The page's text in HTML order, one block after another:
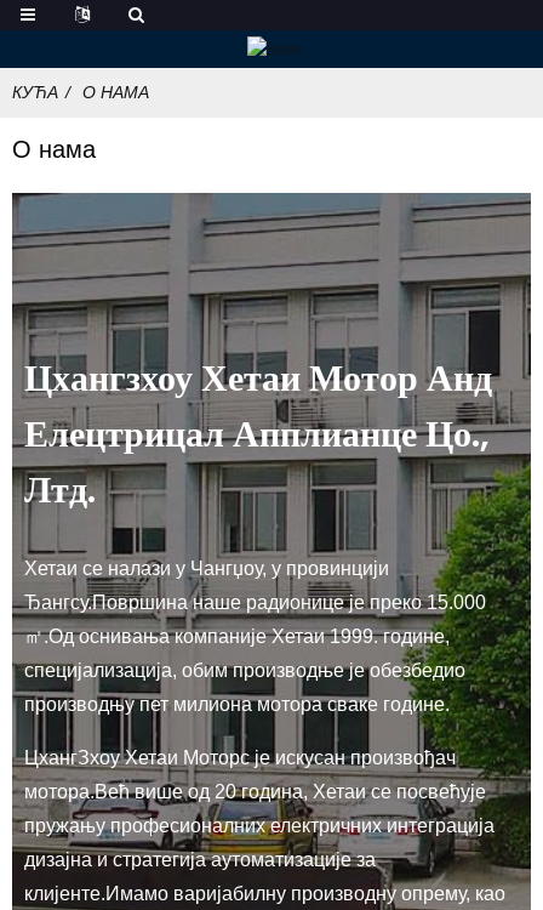
КУЋА О НАМА
О нама
Цхангзхоу Хетаи Мотор Анд
Елецтрицал Апплианце Цо.,
Лтд.
Хетаи се налази у Чангџоу, у провинцији
Ђангсу.Површина наше радионице је преко 15.000
㎡.Од оснивања компаније Хетаи 1999. године,
специјализација, обим производње је обезбедио
производњу пет милиона мотора сваке године.
ЦхангЗхоу Хетаи Моторс је искусан произвођач
мотора.Већ више од 20 година, Хетаи се посвећује
пружању професионалних електричних интеграција
дизајна и стратегија аутоматизације за
клијенте.Имамо варијабилну производну опрему, као